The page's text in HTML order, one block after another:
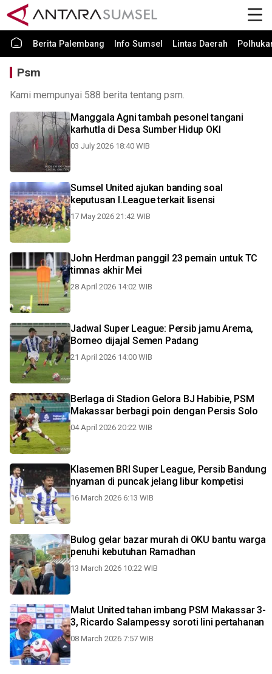
Berita Palembang Info Sumsel Lintas Daerah
Psm
Kami mempunyai 588 berita tentang psm.
Manggala Agni tambah pesonel tangani
karhutla di Desa Sumber Hidup OKI
03 July 2026 18:40 WIB
Sumsel United ajukan banding soal
keputusan I.League terkait lisensi
17 May 2026 21:42 WIB
John Herdman panggil 23 pemain untuk TC
timnas akhir Mei
28 April 2026 14:02 WIB
Jadwal Super League: Persib jamu Arema,
Borneo dijajal Semen Padang
21 April 2026 14:00 WIB
Berlaga di Stadion Gelora BJ Habibie, PSM
Makassar berbagi poin dengan Persis Solo
04 April 2026 20:22 WIB
Klasemen BRI Super League, Persib Bandung
nyaman di puncak jelang libur kompetisi
16 March 2026 6:13 WIB
Bulog gelar bazar murah di OKU bantu warga
penuhi kebutuhan Ramadhan
13 March 2026 10:22 WIB
Malut United tahan imbang PSM Makassar 3-
3, Ricardo Salampessy soroti lini pertahanan
08 March 2026 7:57 WIB